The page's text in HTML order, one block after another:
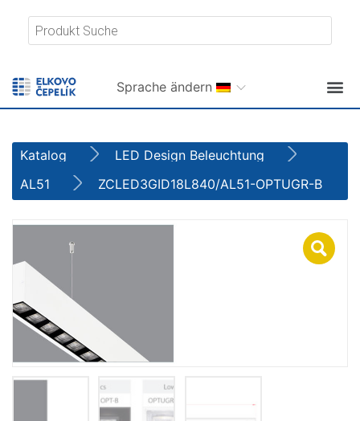
Sprache ändern
Katalog
LED Design Beleuchtung
AL51
ZCLED3GID18L840/AL51-OPTUGR-B